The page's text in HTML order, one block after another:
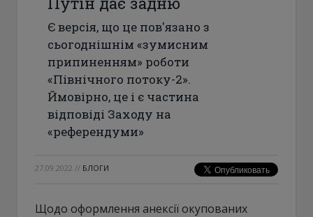
Є версія, що це пов'язано з
сьогоднішнім «зумисним
припиненням» роботи
«Північного потоку-2».
Ймовірно, це і є частина
відповіді Заходу на
«референдуми»
27.09.2022 // БЛОГИ
Щодо оформлення анексії окупованих